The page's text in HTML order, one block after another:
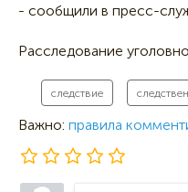
- сообщили в пресс-
Расследование
следствие
Важно: правила